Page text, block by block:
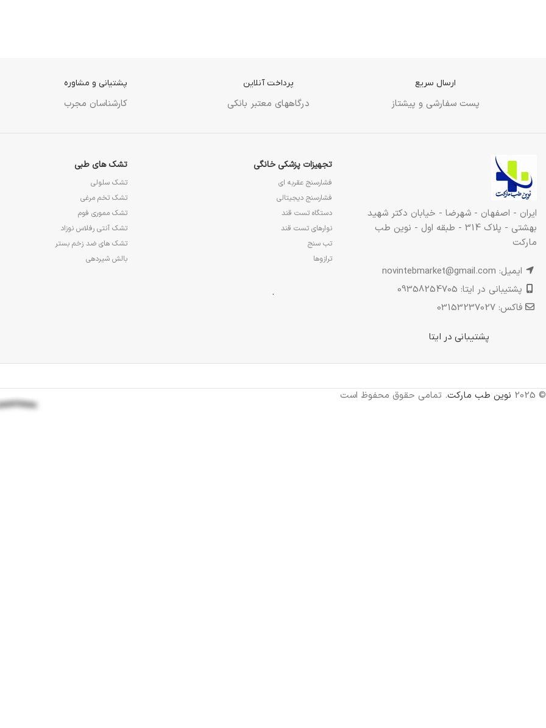
ارسال سریع
پست سفارشی و پیشتاز
پرداخت آنلاین
درگاههای معتبر بانکی
پشتیانی و مشاوره
کارشناسان مجرب
ایران - اصفهان - شهرضا - خیابان دکتر شهید
بهشتی - پلاک 314 - طبقه اول - نوین طب
مارکت
ایمیل: novintebmarket@gmail.com
پشتیبانی در ایتا: 09358254705
فاکس: 03153237027
پشتیبانی در ایتا
تجهیزات پزشکی خانگی
فشارسنج عقربه ای
فشارسنج دیجیتالی
دستگاه تست قند
نوارهای تست قند
تب سنج
ترازوها
.
تشک های طبی
تشک سلولی
تشک تخم مرغی
تشک مموری فوم
تشک آنتی رفلاس نوزاد
تشک های ضد زخم بستر
بالش شیردهی
© 2025 نوین طب مارکت. تمامی حقوق محفوظ است